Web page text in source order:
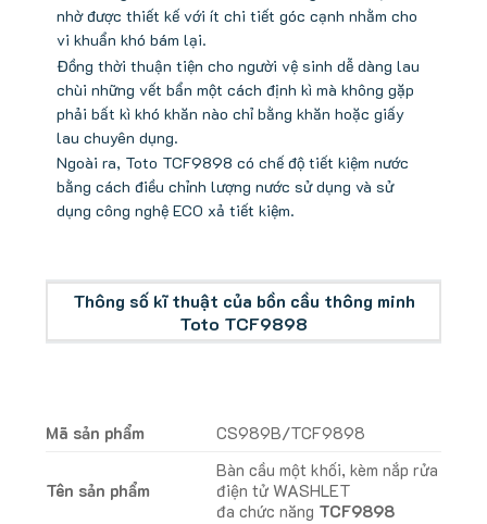
nhờ được thiết kế với ít chi tiết góc cạnh nhằm cho
vi khuẩn khó bám lại.
Đồng thời thuận tiện cho người vệ sinh dễ dàng lau
chùi những vết bẩn một cách định kì mà không gặp
phải bất kì khó khăn nào chỉ bằng khăn hoặc giấy
lau chuyên dụng.
Ngoài ra, Toto TCF9898 có chế độ tiết kiệm nước
bằng cách điều chỉnh lượng nước sử dụng và sử
dụng công nghệ ECO xả tiết kiệm.
Thông số kĩ thuật của bồn cầu thông minh
Toto TCF9898
Mã sản phẩm CS989B/TCF9898
Tên sản phẩm
Bàn cầu một khối, kèm nắp rửa
điện tử WASHLET
đa chức năng TCF9898